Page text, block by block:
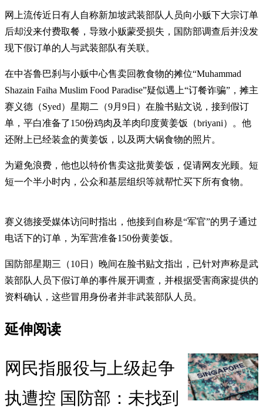
网上流传近日有人自称新加坡武装部队人员向小贩下大宗订单
后却没来付费取餐，导致小贩蒙受损失，国防部调查后并没发
现下假订单的人与武装部队有关联。
在中峇鲁巴刹与小贩中心售卖回教食物的摊位“Muhammad
Shazain Faiha Muslim Food Paradise”疑似遇上“订餐诈骗”，摊主
赛义德（Syed）星期二（9月9日）在脸书贴文说，接到假订
单，平白准备了150份鸡肉及羊肉印度黄姜饭（briyani）。他
还附上已经装盒的黄姜饭，以及两大锅食物的照片。
为避免浪费，他也以特价售卖这批黄姜饭，促请网友光顾。短
短一个半小时内，公众和基层组织等就帮忙买下所有食物。
赛义德接受媒体访问时指出，他接到自称是“军官”的男子通过
电话下的订单，为军营准备150份黄姜饭。
国防部星期三（10日）晚间在脸书贴文指出，已针对声称是武
装部队人员下假订单的事件展开调查，并根据受害商家提供的
资料确认，这些冒用身份者并非武装部队人员。
延伸阅读
网民指服役与上级起争
执遭控 国防部：未找到